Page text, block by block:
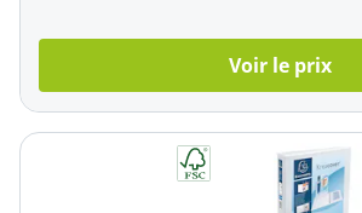
Voir le prix